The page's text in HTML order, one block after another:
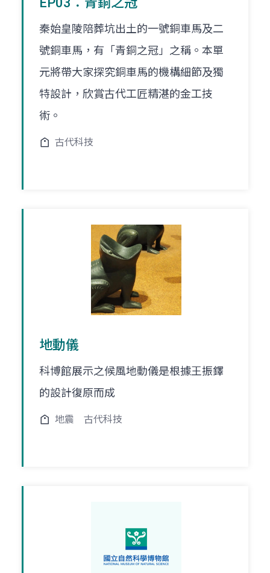
秦始皇陵陪葬坑出土的一號銅車馬及二
號銅車馬，有「青銅之冠」之稱。本單
元將帶大家探究銅車馬的機構細節及獨
特設計，欣賞古代工匠精湛的金工技
術。
古代科技
地動儀
科博館展示之候風地動儀是根據王振鐸
的設計復原而成
地震 古代科技